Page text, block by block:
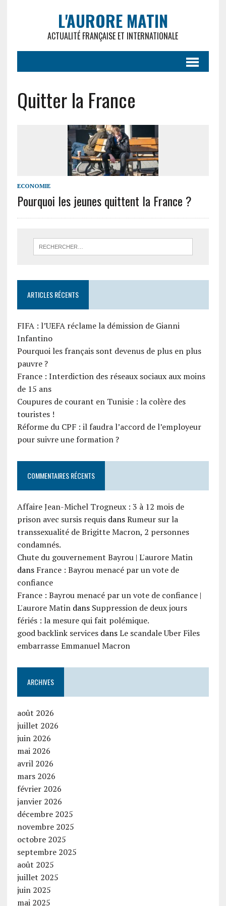
L'AURORE MATIN
ACTUALITÉ FRANÇAISE ET INTERNATIONALE
Quitter la France
ECONOMIE
Pourquoi les jeunes quittent la France ?
ARTICLES RÉCENTS
FIFA : l’UEFA réclame la démission de Gianni
Infantino
Pourquoi les français sont devenus de plus en plus
pauvre ?
France : Interdiction des réseaux sociaux aux moins
de 15 ans
Coupures de courant en Tunisie : la colère des
touristes !
Réforme du CPF : il faudra l’accord de l’employeur
pour suivre une formation ?
COMMENTAIRES RÉCENTS
Affaire Jean-Michel Trogneux : 3 à 12 mois de
prison avec sursis requisdansRumeur sur la
transsexualité de Brigitte Macron, 2 personnes
condamnés.
Chute du gouvernement Bayrou | L'aurore Matin
dans France : Bayrou menacé par un vote de
confiance
France : Bayrou menacé par un vote de confiance |
L'aurore Matindans Suppression de deux jours
fériés : la mesure qui fait polémique.
good backlink servicesdansLe scandale Uber Files
embarrasse Emmanuel Macron
ARCHIVES
août 2026
juillet 2026
juin 2026
mai 2026
avril 2026
mars 2026
février 2026
janvier 2026
décembre 2025
novembre 2025
octobre 2025
septembre 2025
août 2025
juillet 2025
juin 2025
mai 2025